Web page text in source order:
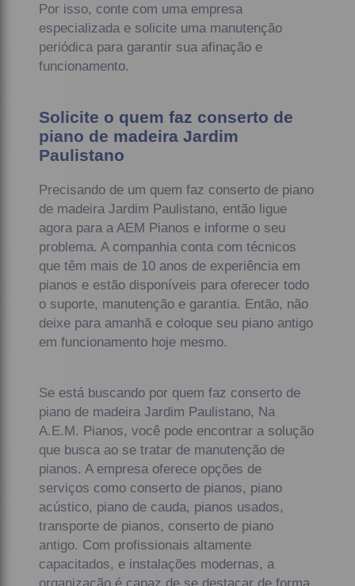
Por isso, conte com uma empresa
especializada e solicite uma manutenção
periódica para garantir sua afinação e
funcionamento.
Solicite o quem faz conserto de
piano de madeira Jardim
Paulistano
Precisando de um quem faz conserto de piano
de madeira Jardim Paulistano, então ligue
agora para a AEM Pianos e informe o seu
problema. A companhia conta com técnicos
que têm mais de 10 anos de experiência em
pianos e estão disponíveis para oferecer todo
o suporte, manutenção e garantia. Então, não
deixe para amanhã e coloque seu piano antigo
em funcionamento hoje mesmo.
Se está buscando por quem faz conserto de
piano de madeira Jardim Paulistano, Na
A.E.M. Pianos, você pode encontrar a solução
que busca ao se tratar de manutenção de
pianos. A empresa oferece opções de
serviços como conserto de pianos, piano
acústico, piano de cauda, pianos usados,
transporte de pianos, conserto de piano
antigo. Com profissionais altamente
capacitados, e instalações modernas, a